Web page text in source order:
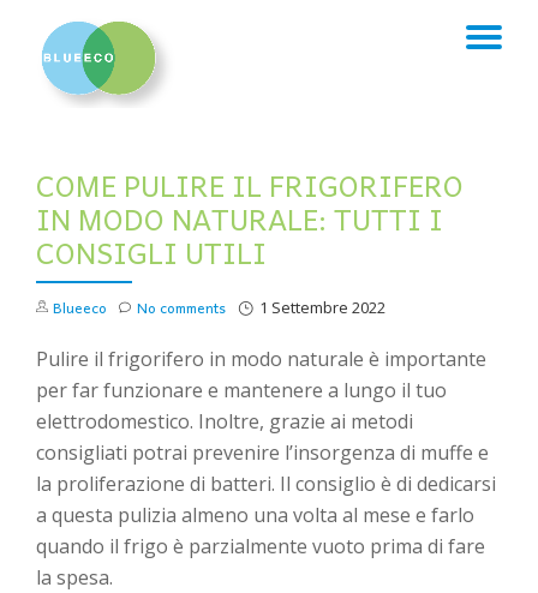
COME PULIRE IL FRIGORIFERO
IN MODO NATURALE: TUTTI I
CONSIGLI UTILI
Blueeco 1 Settembre 2022
No comments
Pulire il frigorifero in modo naturale è importante
per far funzionare e mantenere a lungo il tuo
elettrodomestico. Inoltre, grazie ai metodi
consigliati potrai prevenire l’insorgenza di muffe e
la proliferazione di batteri. Il consiglio è di dedicarsi
a questa pulizia almeno una volta al mese e farlo
quando il frigo è parzialmente vuoto prima di fare
la spesa.